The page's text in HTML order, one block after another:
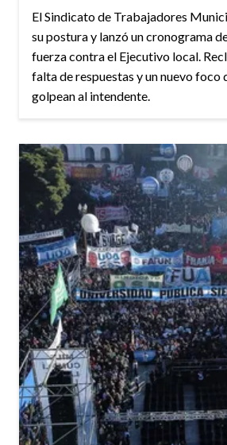
El Sindicato de Trabajadores
su postura y lanzó un cronograma
fuerza contra el Ejecutivo local.
falta de respuestas y un nuevo
golpean al intendente.